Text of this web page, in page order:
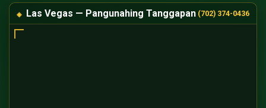
Las Vegas — Pangunahing Tanggapan (702) 374-0436